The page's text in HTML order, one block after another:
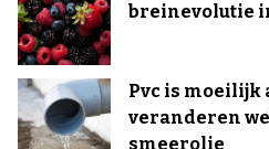
breinevolutie
Pvc is moeilijk
veranderen
smeerolie